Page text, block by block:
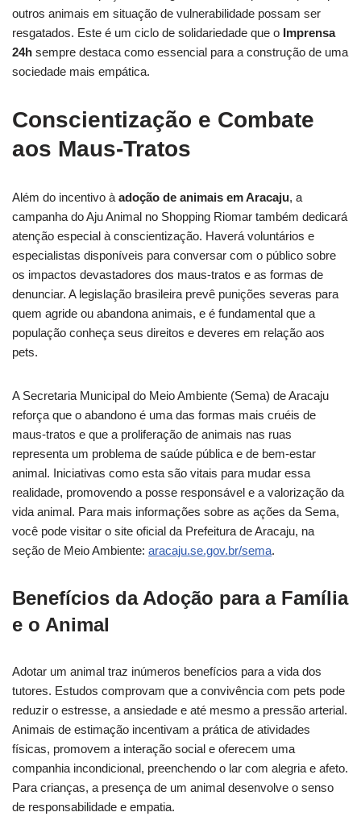
outros animais em situação de vulnerabilidade possam ser
resgatados. Este é um ciclo de solidariedade que o Imprensa
24h sempre destaca como essencial para a construção de uma
sociedade mais empática.
Conscientização e Combate
aos Maus-Tratos
Além do incentivo à adoção de animais em Aracaju, a
campanha do Aju Animal no Shopping Riomar também dedicará
atenção especial à conscientização. Haverá voluntários e
especialistas disponíveis para conversar com o público sobre
os impactos devastadores dos maus-tratos e as formas de
denunciar. A legislação brasileira prevê punições severas para
quem agride ou abandona animais, e é fundamental que a
população conheça seus direitos e deveres em relação aos
pets.
A Secretaria Municipal do Meio Ambiente (Sema) de Aracaju
reforça que o abandono é uma das formas mais cruéis de
maus-tratos e que a proliferação de animais nas ruas
representa um problema de saúde pública e de bem-estar
animal. Iniciativas como esta são vitais para mudar essa
realidade, promovendo a posse responsável e a valorização da
vida animal. Para mais informações sobre as ações da Sema,
você pode visitar o site oficial da Prefeitura de Aracaju, na
seção de Meio Ambiente: aracaju.se.gov.br/sema.
Benefícios da Adoção para a Família
e o Animal
Adotar um animal traz inúmeros benefícios para a vida dos
tutores. Estudos comprovam que a convivência com pets pode
reduzir o estresse, a ansiedade e até mesmo a pressão arterial.
Animais de estimação incentivam a prática de atividades
físicas, promovem a interação social e oferecem uma
companhia incondicional, preenchendo o lar com alegria e afeto.
Para crianças, a presença de um animal desenvolve o senso
de responsabilidade e empatia.